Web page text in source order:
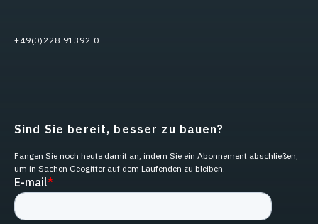
+49(0)228 91392 0
Sind Sie bereit, besser zu bauen?
Fangen Sie noch heute damit an, indem Sie ein Abonnement abschließen,
um in Sachen Geogitter auf dem Laufenden zu bleiben.